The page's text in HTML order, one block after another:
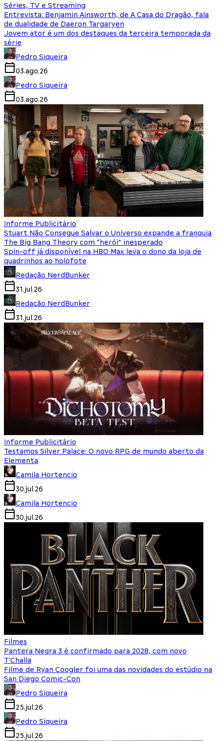
Séries, TV e Streaming
Entrevista: Benjamin Ainsworth, de A Casa do Dragão, fala
de dualidade de Daeron Targaryen
Jovem ator é um dos destaques da terceira temporada da
série
Pedro Siqueira
03.ago.26
Pedro Siqueira
03.ago.26
Informe Publicitário
Stuart Não Consegue Salvar o Universo expande a franquia
The Big Bang Theory com “herói” inesperado
Spin-off já disponível na HBO Max leva o dono da loja de
quadrinhos ao holofote
Redação NerdBunker
31.jul.26
Redação NerdBunker
31.jul.26
Informe Publicitário
Testamos Silver Palace: O novo RPG de mundo aberto da
Elementa
Camila Hortencio
30.jul.26
Camila Hortencio
30.jul.26
Filmes
Pantera Negra 3 é confirmado para 2028, com novo
T'Challa
Filme de Ryan Coogler foi uma das novidades do estúdio na
San Diego Comic-Con
Pedro Siqueira
25.jul.26
Pedro Siqueira
25.jul.26